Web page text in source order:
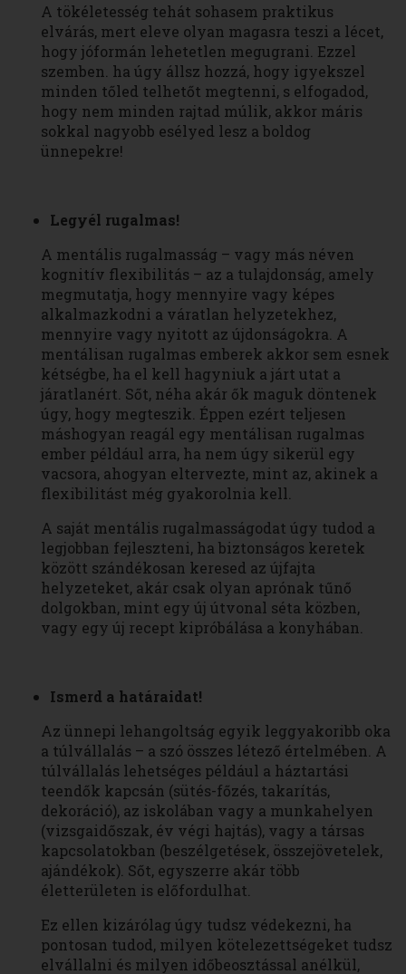
A tökéletesség tehát sohasem praktikus
elvárás, mert eleve olyan magasra teszi a lécet,
hogy jóformán lehetetlen megugrani. Ezzel
szemben. ha úgy állsz hozzá, hogy igyekszel
minden tőled telhetőt megtenni, s elfogadod,
hogy nem minden rajtad múlik, akkor máris
sokkal nagyobb esélyed lesz a boldog
ünnepekre!
Legyél rugalmas!
A mentális rugalmasság – vagy más néven
kognitív flexibilitás – az a tulajdonság, amely
megmutatja, hogy mennyire vagy képes
alkalmazkodni a váratlan helyzetekhez,
mennyire vagy nyitott az újdonságokra. A
mentálisan rugalmas emberek akkor sem esnek
kétségbe, ha el kell hagyniuk a járt utat a
járatlanért. Sőt, néha akár ők maguk döntenek
úgy, hogy megteszik. Éppen ezért teljesen
máshogyan reagál egy mentálisan rugalmas
ember például arra, ha nem úgy sikerül egy
vacsora, ahogyan eltervezte, mint az, akinek a
flexibilitást még gyakorolnia kell.
A saját mentális rugalmasságodat úgy tudod a
legjobban fejleszteni, ha biztonságos keretek
között szándékosan keresed az újfajta
helyzeteket, akár csak olyan aprónak tűnő
dolgokban, mint egy új útvonal séta közben,
vagy egy új recept kipróbálása a konyhában.
Ismerd a határaidat!
Az ünnepi lehangoltság egyik leggyakoribb oka
a túlvállalás – a szó összes létező értelmében. A
túlvállalás lehetséges például a háztartási
teendők kapcsán (sütés-főzés, takarítás,
dekoráció), az iskolában vagy a munkahelyen
(vizsgaidőszak, év végi hajtás), vagy a társas
kapcsolatokban (beszélgetések, összejövetelek,
ajándékok). Sőt, egyszerre akár több
életterületen is előfordulhat.
Ez ellen kizárólag úgy tudsz védekezni, ha
pontosan tudod, milyen kötelezettségeket tudsz
elvállalni és milyen időbeosztással anélkül,